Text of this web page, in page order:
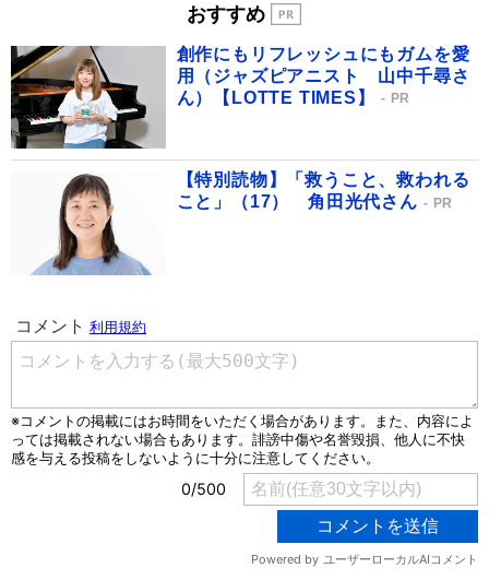
おすすめ
創作にもリフレッシュにもガムを愛
用（ジャズピアニスト 山中千尋さ
ん）【LOTTE TIMES】
PR
【特別読物】「救うこと、救われる
こと」（17） 角田光代さん
PR